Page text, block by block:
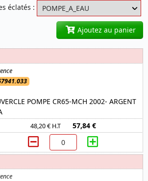
éclatés :
Ajoutez au panier
POMPE CR65-MCH 2002- ARGENT
48,20 € H.T 57,84 €